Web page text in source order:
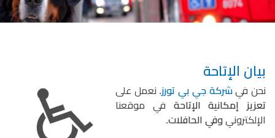
بيان الإتاحة
نحن فيشركة جي بي تورز. نعمل على
تعزيز إمكانية الإتاحة في موقعنا
الإلكترونيوفي الحافلات.